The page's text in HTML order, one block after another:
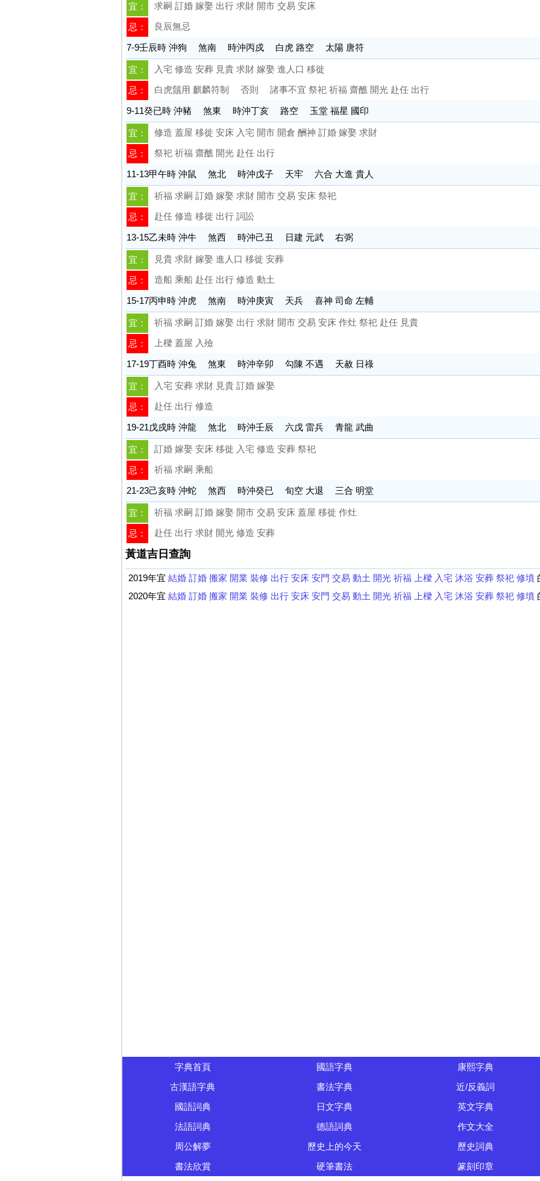
宜： 求嗣 訂婚 嫁娶 出行 求財 開市 交易 安床
忌： 良辰無忌
7-9壬辰時 沖狗 煞南 時沖丙戍 白虎 路空 太陽 唐符
宜： 入宅 修造 安葬 見貴 求財 嫁娶 進人口 移徙
忌： 白虎鬚用 麒麟符制 否則 諸事不宜 祭祀 祈福 齋醮 開光 赴任 出行
9-11癸已時 沖豬 煞東 時沖丁亥 路空 玉堂 福星 國印
宜： 修造 蓋屋 移徙 安床 入宅 開市 開倉 酬神 訂婚 嫁娶 求財
忌： 祭祀 祈福 齋醮 開光 赴任 出行
11-13甲午時 沖鼠 煞北 時沖戊子 天牢 六合 大進 貴人
宜： 祈福 求嗣 訂婚 嫁娶 求財 開市 交易 安床 祭祀
忌： 赴任 修造 移徙 出行 詞訟
13-15乙未時 沖牛 煞西 時沖己丑 日建 元武 右弼
宜： 見貴 求財 嫁娶 進人口 移徙 安葬
忌： 造船 乘船 赴任 出行 修造 動土
15-17丙申時 沖虎 煞南 時沖庚寅 天兵 喜神 司命 左輔
宜： 祈福 求嗣 訂婚 嫁娶 出行 求財 開市 交易 安床 作灶 祭祀 赴任 見貴
忌： 上樑 蓋屋 入殮
17-19丁酉時 沖兔 煞東 時沖辛卯 勾陳 不遇 天赦 日祿
宜： 入宅 安葬 求財 見貴 訂婚 嫁娶
忌： 赴任 出行 修造
19-21戊戍時 沖龍 煞北 時沖壬辰 六戊 雷兵 青龍 武曲
宜： 訂婚 嫁娶 安床 移徙 入宅 修造 安葬 祭祀
忌： 祈福 求嗣 乘船
21-23己亥時 沖蛇 煞西 時沖癸已 旬空 大退 三合 明堂
宜： 祈福 求嗣 訂婚 嫁娶 開市 交易 安床 蓋屋 移徙 作灶
忌： 赴任 出行 求財 開光 修造 安葬
黃道吉日查詢
2019年宜 結婚 訂婚 搬家 開業 裝修 出行 安床 安門 交易 動土 開光 祈福 上樑 入宅 沐浴 安葬 祭祀 修墳
2020年宜 結婚 訂婚 搬家 開業 裝修 出行 安床 安門 交易 動土 開光 祈福 上樑 入宅 沐浴 安葬 祭祀 修墳
字典首頁 國語字典 康熙字典
古漢語字典
書法字典 近/反義詞
國語詞典
日文字典 英文字典
法語詞典
德語詞典 作文大全
周公解夢
歷史上的今天 歷史詞典
書法欣賞
硬筆書法 篆刻印章